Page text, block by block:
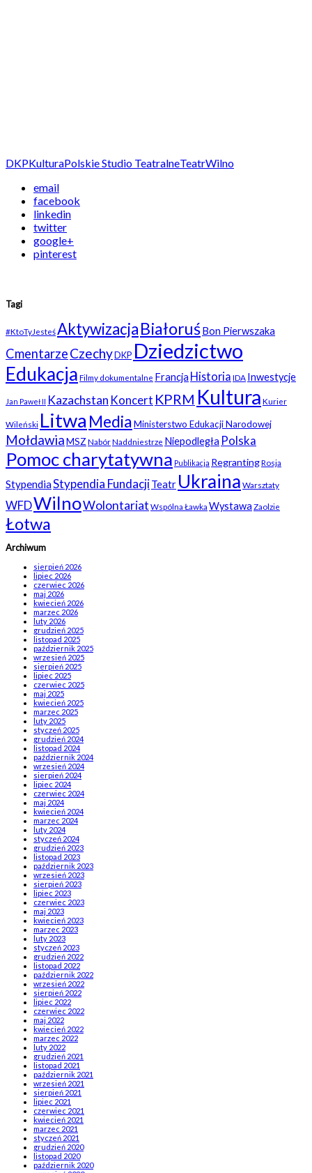
DKPKulturaPolskie Studio TeatralneTeatrWilno
email
facebook
linkedin
twitter
google+
pinterest
Tagi
#KtoTyJesteśAktywizacjaBiałoruśBon Pierwszaka
CmentarzeCzechyDKP Dziedzictwo
Edukacja Filmy dokumentalne Francja Historia IDA Inwestycje
Jan Paweł II Kazachstan Koncert KPRM Kultura Kurier
Wileński Litwa MediaMinisterstwo Edukacji Narodowej
MołdawiaMSZ NabórNaddniestrze Niepodległa Polska
Pomoc charytatywna Publikacja RegrantingRosja
StypendiaStypendia FundacjiTeatr Ukraina Warsztaty
WFDWilnoWolontariat Wspólna Ławka Wystawa Zaolzie
Łotwa
Archiwum
sierpień 2026
lipiec 2026
czerwiec 2026
maj 2026
kwiecień 2026
marzec 2026
luty 2026
grudzień 2025
listopad 2025
październik 2025
wrzesień 2025
sierpień 2025
lipiec 2025
czerwiec 2025
maj 2025
kwiecień 2025
marzec 2025
luty 2025
styczeń 2025
grudzień 2024
listopad 2024
październik 2024
wrzesień 2024
sierpień 2024
lipiec 2024
czerwiec 2024
maj 2024
kwiecień 2024
marzec 2024
luty 2024
styczeń 2024
grudzień 2023
listopad 2023
październik 2023
wrzesień 2023
sierpień 2023
lipiec 2023
czerwiec 2023
maj 2023
kwiecień 2023
marzec 2023
luty 2023
styczeń 2023
grudzień 2022
listopad 2022
październik 2022
wrzesień 2022
sierpień 2022
lipiec 2022
czerwiec 2022
maj 2022
kwiecień 2022
marzec 2022
luty 2022
grudzień 2021
listopad 2021
październik 2021
wrzesień 2021
sierpień 2021
lipiec 2021
czerwiec 2021
kwiecień 2021
marzec 2021
styczeń 2021
grudzień 2020
listopad 2020
październik 2020